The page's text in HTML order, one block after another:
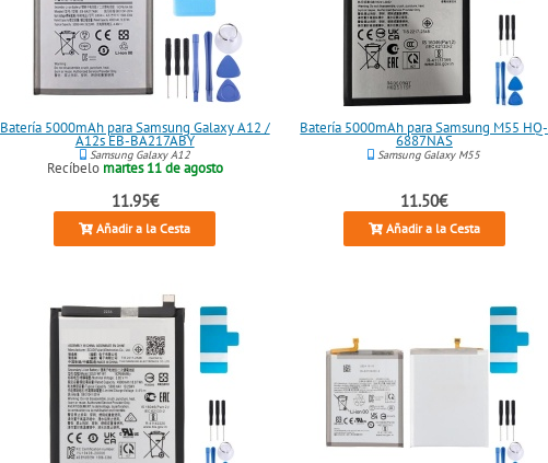
Batería 5000mAh para Samsung Galaxy A12 /
A12s EB-BA217ABY
Samsung Galaxy A12
Recíbelo martes 11 de agosto
11.95€
Añadir a la Cesta
Batería 5000mAh para Samsung M55 HQ-
6887NAS
Samsung Galaxy M55
11.50€
Añadir a la Cesta